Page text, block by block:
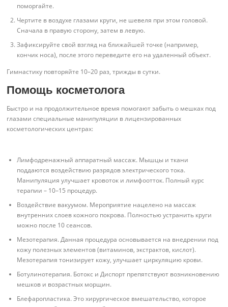
поморгайте.
Чертите в воздухе глазами круги, не шевеля при этом головой.
Сначала в правую сторону, затем в левую.
Зафиксируйте свой взгляд на ближайшей точке (например,
кончик носа), после этого переведите его на удаленный объект.
Гимнастику повторяйте 10–20 раз, трижды в сутки.
Помощь косметолога
Быстро и на продолжительное время помогают забыть о мешках под
глазами специальные манипуляции в лицензированных
косметологических центрах:
Лимфодренажный аппаратный массаж. Мышцы и ткани
поддаются воздействию разрядов электрического тока.
Манипуляция улучшает кровоток и лимфоотток. Полный курс
терапии – 10–15 процедур.
Воздействие вакуумом. Мероприятие нацелено на массаж
внутренних слоев кожного покрова. Полностью устранить круги
можно после 10 сеансов.
Мезотерапия. Данная процедура основывается на внедрении под
кожу полезных элементов (витаминов, экстрактов, кислот).
Мезотерапия тонизирует кожу, улучшает циркуляцию крови.
Ботулинотерапия. Ботокс и Диспорт препятствуют возникновению
мешков и возрастных морщин.
Блефаропластика. Это хирургическое вмешательство, которое